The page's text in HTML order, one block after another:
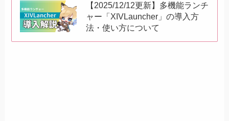
【2025/12/12更新】多機能ランチ
ャー「XIVLauncher」の導入方
法・使い方について